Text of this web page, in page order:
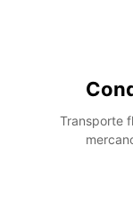
Transporte